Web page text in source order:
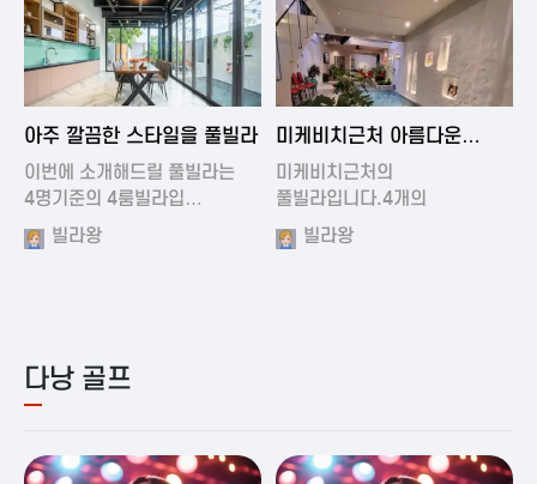
2024-11-19 01:01
아주 깔끔한 스타일을 풀빌라
이번에 소개해드릴 풀빌라는
4명기준의 4룸빌라입…
빌라왕
2024-11-16 15:32
미케비치근처 아름다운
풀빌라
미케비치근처의
풀빌라입니다.4개의
아름다운방과…
빌라왕
다낭 골프